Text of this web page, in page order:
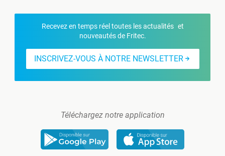
Recevez en temps réel toutes les actualités et
nouveautés de Fritec.
INSCRIVEZ-VOUS À NOTRE NEWSLETTER
Téléchargez notre application